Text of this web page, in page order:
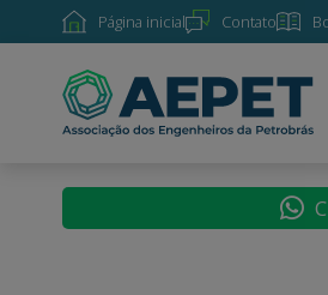
Página inicial Contato